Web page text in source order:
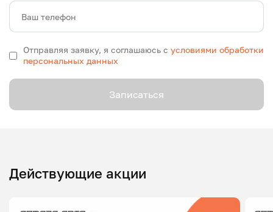
Ваш телефон
Отправляя заявку, я соглашаюсь с условиями обработки
персональных данных
Записаться
Действующие акции